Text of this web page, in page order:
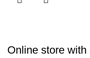
Online store